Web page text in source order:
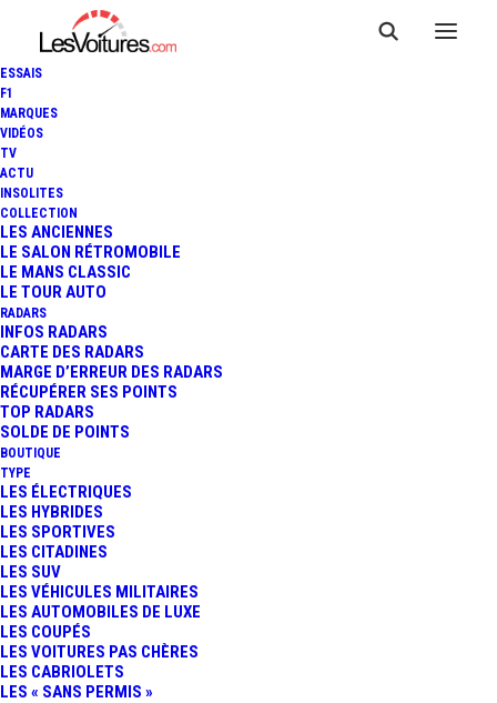
ESSAIS
F1
MARQUES
VIDÉOS
TV
ACTU
INSOLITES
COLLECTION
LES ANCIENNES
LE SALON RÉTROMOBILE
LE MANS CLASSIC
LE TOUR AUTO
RADARS
INFOS RADARS
CARTE DES RADARS
MARGE D’ERREUR DES RADARS
RÉCUPÉRER SES POINTS
TOP RADARS
SOLDE DE POINTS
BOUTIQUE
TYPE
LES ÉLECTRIQUES
LES HYBRIDES
LES SPORTIVES
LES CITADINES
LES SUV
LES VÉHICULES MILITAIRES
LES AUTOMOBILES DE LUXE
LES COUPÉS
LES VOITURES PAS CHÈRES
LES CABRIOLETS
LES « SANS PERMIS »
HANSEN : UNE SÉRIE LIMITÉE
À TECHNOLOGIE "EXTENDED
4 Minutes